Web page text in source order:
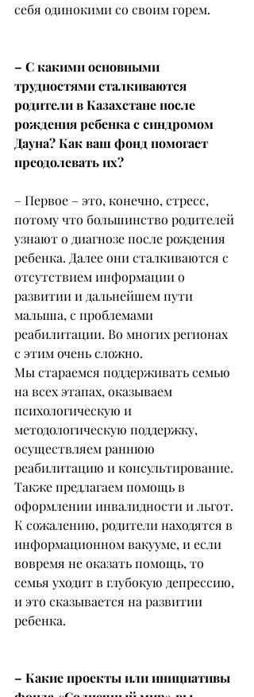
себя одинокими со своим горем.
– С какими основными
трудностями сталкиваются
родители в Казахстане после
рождения ребенка с синдромом
Дауна? Как ваш фонд помогает
преодолевать их?
– Первое – это, конечно, стресс,
потому что большинство родителей
узнают о диагнозе после рождения
ребенка. Далее они сталкиваются с
отсутствием информации о
развитии и дальнейшем пути
малыша, с проблемами
реабилитации. Во многих регионах
с этим очень сложно.
Мы стараемся поддерживать семью
на всех этапах, оказываем
психологическую и
методологическую поддержку,
осуществляем раннюю
реабилитацию и консультирование.
Также предлагаем помощь в
оформлении инвалидности и льгот.
К сожалению, родители находятся в
информационном вакууме, и если
вовремя не оказать помощь, то
семья уходит в глубокую депрессию,
и это сказывается на развитии
ребенка.
– Какие проекты или инициативы